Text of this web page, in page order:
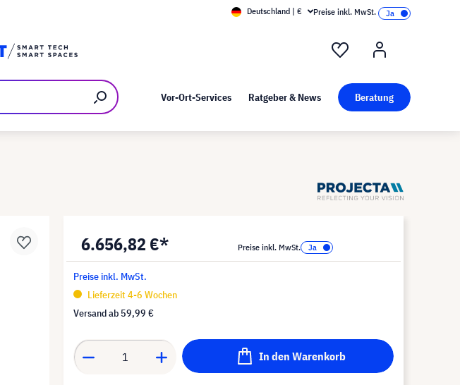
Kunst bei visunext
Deutschland | € Preise inkl. MwSt.
Vor-Ort-Services Ratgeber & News Beratung
6.656,82 €* Preise inkl. MwSt.
Preise inkl. MwSt.
Lieferzeit 4-6 Wochen
Versand ab 59,99 €
In den Warenkorb